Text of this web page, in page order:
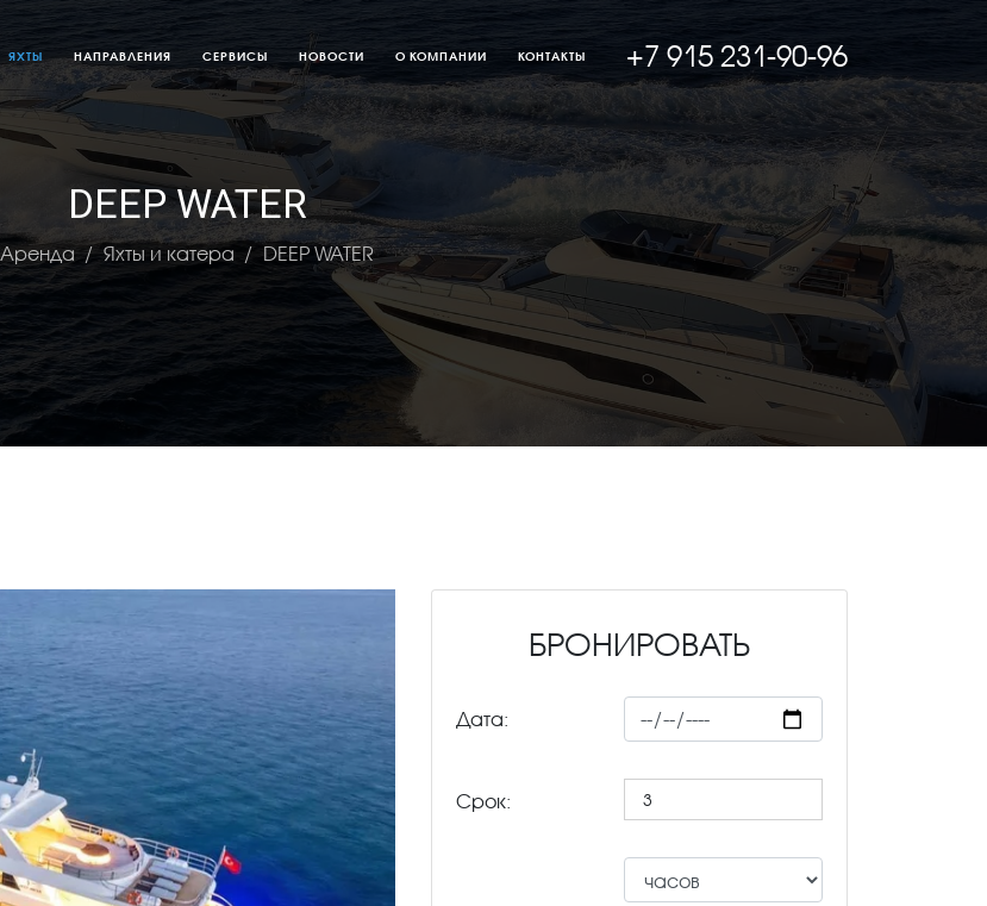
ЯХТЫ НАПРАВЛЕНИЯ СЕРВИСЫ НОВОСТИ О КОМПАНИИ КОНТАКТЫ +7 915 231-90-96
DEEP WATER
Аренда Яхты и катера DEEP WATER
БРОНИРОВАТЬ
Дата:
Срок: